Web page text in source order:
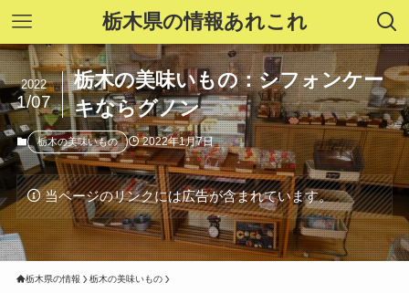
栃木県の情報あれこれ
栃木の美味いもの：シフォンケー
キならグノン
2022
1/07
栃木の美味いもの 2022年1月7日
当ページのリンクには広告が含まれています。
栃木県の情報 栃木の美味いもの